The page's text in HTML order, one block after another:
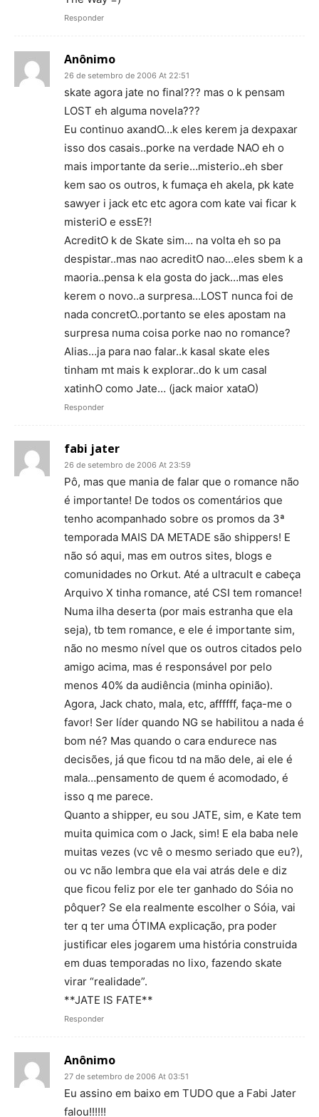
Responder
Anônimo
26 de setembro de 2006 At 22:51
skate agora jate no final??? mas o k pensam
LOST eh alguma novela???
Eu continuo axandO…k eles kerem ja dexpaxar
isso dos casais..porke na verdade NAO eh o
mais importante da serie…misterio..eh sber
kem sao os outros, k fumaça eh akela, pk kate
sawyer i jack etc etc agora com kate vai ficar k
misteriO e essE?!
AcreditO k de Skate sim… na volta eh so pa
despistar..mas nao acreditO nao…eles sbem k a
maoria..pensa k ela gosta do jack…mas eles
kerem o novo..a surpresa…LOST nunca foi de
nada concretO..portanto se eles apostam na
surpresa numa coisa porke nao no romance?
Alias…ja para nao falar..k kasal skate eles
tinham mt mais k explorar..do k um casal
xatinhO como Jate… (jack maior xataO)
Responder
fabi jater
26 de setembro de 2006 At 23:59
Pô, mas que mania de falar que o romance não
é importante! De todos os comentários que
tenho acompanhado sobre os promos da 3ª
temporada MAIS DA METADE são shippers! E
não só aqui, mas em outros sites, blogs e
comunidades no Orkut. Até a ultracult e cabeça
Arquivo X tinha romance, até CSI tem romance!
Numa ilha deserta (por mais estranha que ela
seja), tb tem romance, e ele é importante sim,
não no mesmo nível que os outros citados pelo
amigo acima, mas é responsável por pelo
menos 40% da audiência (minha opinião).
Agora, Jack chato, mala, etc, affffff, faça-me o
favor! Ser líder quando NG se habilitou a nada é
bom né? Mas quando o cara endurece nas
decisões, já que ficou td na mão dele, ai ele é
mala…pensamento de quem é acomodado, é
isso q me parece.
Quanto a shipper, eu sou JATE, sim, e Kate tem
muita quimica com o Jack, sim! E ela baba nele
muitas vezes (vc vê o mesmo seriado que eu?),
ou vc não lembra que ela vai atrás dele e diz
que ficou feliz por ele ter ganhado do Sóia no
pôquer? Se ela realmente escolher o Sóia, vai
ter q ter uma ÓTIMA explicação, pra poder
justificar eles jogarem uma história construida
em duas temporadas no lixo, fazendo skate
virar “realidade”.
**JATE IS FATE**
Responder
Anônimo
27 de setembro de 2006 At 03:51
Eu assino em baixo em TUDO que a Fabi Jater
falou!!!!!!